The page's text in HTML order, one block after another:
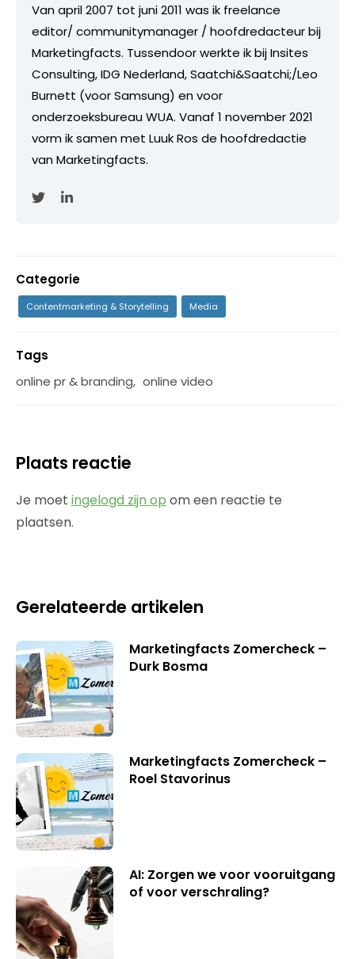
Van april 2007 tot juni 2011 was ik freelance
editor/ communitymanager / hoofdredacteur bij
Marketingfacts. Tussendoor werkte ik bij Insites
Consulting, IDG Nederland, Saatchi&Saatchi;/Leo
Burnett (voor Samsung) en voor
onderzoeksbureau WUA. Vanaf 1 november 2021
vorm ik samen met Luuk Ros de hoofdredactie
van Marketingfacts.
Categorie
Contentmarketing & Storytelling Media
Tags
online pr & branding, online video
Plaats reactie
Je moet ingelogd zijn op om een reactie te
plaatsen.
Gerelateerde artikelen
Marketingfacts Zomercheck –
Durk Bosma
Marketingfacts Zomercheck –
Roel Stavorinus
AI: Zorgen we voor vooruitgang
of voor verschraling?